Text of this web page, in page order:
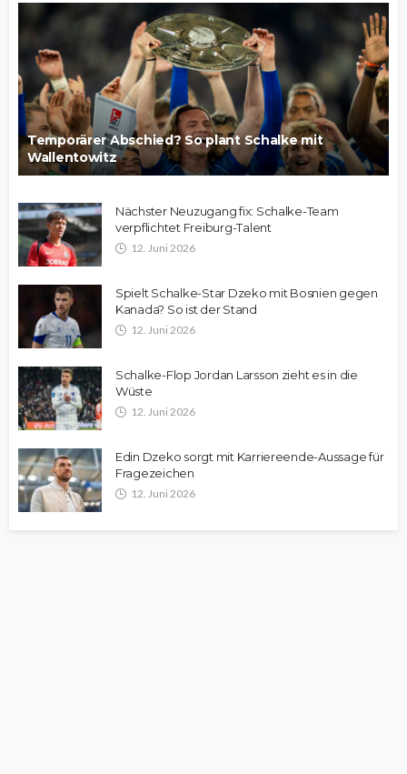
Temporärer Abschied? So plant Schalke mit
Wallentowitz
Nächster Neuzugang fix: Schalke-Team
verpflichtet Freiburg-Talent
12. Juni 2026
Spielt Schalke-Star Dzeko mit Bosnien gegen
Kanada? So ist der Stand
12. Juni 2026
Schalke-Flop Jordan Larsson zieht es in die
Wüste
12. Juni 2026
Edin Dzeko sorgt mit Karriereende-Aussage für
Fragezeichen
12. Juni 2026